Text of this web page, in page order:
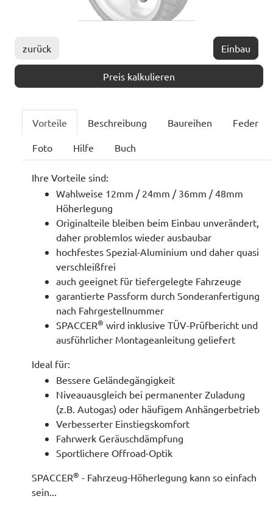
zurück Einbau
Preis kalkulieren
Vorteile Beschreibung Baureihen Feder
Foto Hilfe Buch
Ihre Vorteile sind:
Wahlweise 12mm / 24mm / 36mm / 48mm
Höherlegung
Originalteile bleiben beim Einbau unverändert,
daher problemlos wieder ausbaubar
hochfestes Spezial-Aluminium und daher quasi
verschleißfrei
auch geeignet für tiefergelegte Fahrzeuge
garantierte Passform durch Sonderanfertigung
nach Fahrgestellnummer
SPACCER® wird inklusive TÜV-Prüfbericht und
ausführlicher Montageanleitung geliefert
Ideal für:
Bessere Geländegängigkeit
Niveauausgleich bei permanenter Zuladung
(z.B. Autogas) oder häufigem Anhängerbetrieb
Verbesserter Einstiegskomfort
Fahrwerk Geräuschdämpfung
Sportlichere Offroad-Optik
SPACCER® - Fahrzeug-Höherlegung kann so einfach
sein...